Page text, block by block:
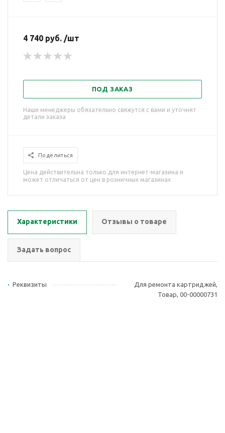
4 740 руб. /шт
ПОД ЗАКАЗ
Наши менеджеры обязательно свяжутся с вами и уточнят
детали заказа
Поделиться
Цена действительна только для интернет-магазина и
может отличаться от цен в розничных магазинах
Характеристики Отзывы о товаре
Задать вопрос
Реквизиты
Для ремонта картриджей,
Товар, 00-00000731